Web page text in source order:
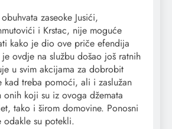
zaseoke Jusići,
i Krstac, nije moguće
kako je dio ove priče efendija
ovdje na službu došao još ratnih
u svim akcijama za dobrobit
kad treba pomoći, ali i zaslužan
koji su iz ovoga džemata
tako i širom domovine. Ponosni
odakle su potekli.